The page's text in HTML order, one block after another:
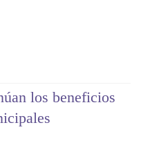
los beneficios